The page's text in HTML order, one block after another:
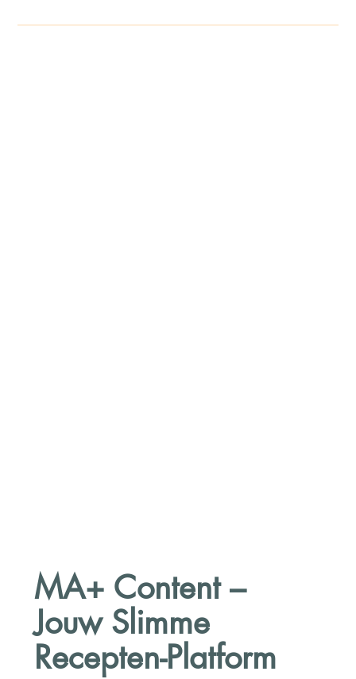
MA+ Content –
Jouw Slimme
Recepten-Platform